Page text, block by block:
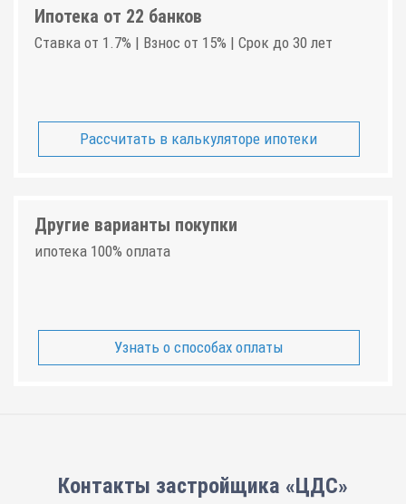
Ипотека от 22 банков
Ставка от 1.7% | Взнос от 15% | Срок до 30 лет
Рассчитать в калькуляторе ипотеки
Другие варианты покупки
ипотека 100% оплата
Узнать о способах оплаты
Контакты застройщика «ЦДС»